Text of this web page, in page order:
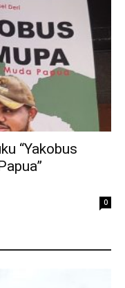
“Yakobus
0